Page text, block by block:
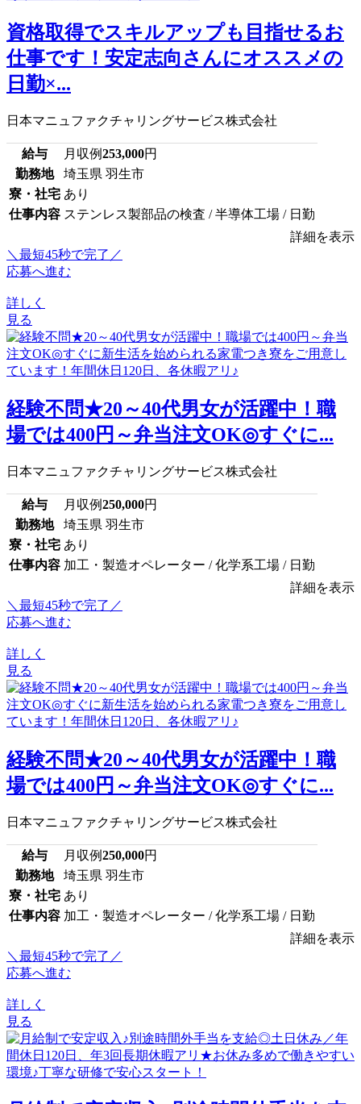
資格取得でスキルアップも目指せるお
仕事です！安定志向さんにオススメの
日勤×...
日本マニュファクチャリングサービス株式会社
給与 月収例253,000円
勤務地
埼玉県 羽生市
寮・社宅 あり
仕事内容 ステンレス製部品の検査 / 半導体工場 / 日勤
詳細を表示
＼最短45秒で完了／
応募へ進む
詳しく
見る
経験不問★20～40代男女が活躍中！職
場では400円～弁当注文OK◎すぐに...
日本マニュファクチャリングサービス株式会社
給与 月収例250,000円
勤務地
埼玉県 羽生市
寮・社宅 あり
仕事内容 加工・製造オペレーター / 化学系工場 / 日勤
詳細を表示
＼最短45秒で完了／
応募へ進む
詳しく
見る
経験不問★20～40代男女が活躍中！職
場では400円～弁当注文OK◎すぐに...
日本マニュファクチャリングサービス株式会社
給与 月収例250,000円
勤務地
埼玉県 羽生市
寮・社宅 あり
仕事内容 加工・製造オペレーター / 化学系工場 / 日勤
詳細を表示
＼最短45秒で完了／
応募へ進む
詳しく
見る